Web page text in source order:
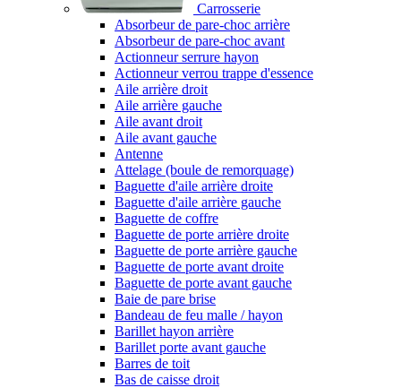
Carrosserie
Absorbeur de pare-choc arrière
Absorbeur de pare-choc avant
Actionneur serrure hayon
Actionneur verrou trappe d'essence
Aile arrière droit
Aile arrière gauche
Aile avant droit
Aile avant gauche
Antenne
Attelage (boule de remorquage)
Baguette d'aile arrière droite
Baguette d'aile arrière gauche
Baguette de coffre
Baguette de porte arrière droite
Baguette de porte arrière gauche
Baguette de porte avant droite
Baguette de porte avant gauche
Baie de pare brise
Bandeau de feu malle / hayon
Barillet hayon arrière
Barillet porte avant gauche
Barres de toit
Bas de caisse droit